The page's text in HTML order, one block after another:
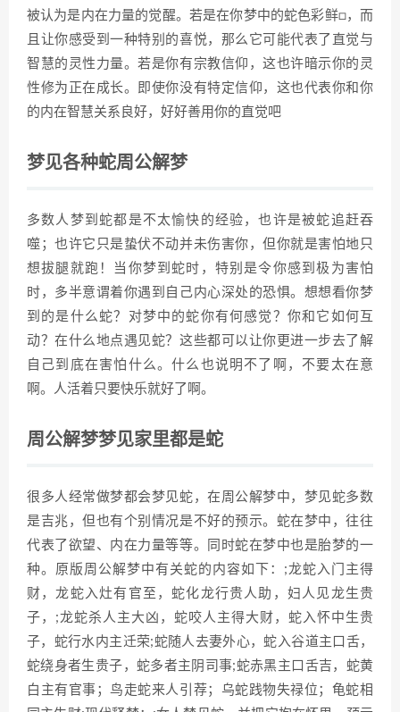
被认为是内在力量的觉醒。若是在你梦中的蛇色彩鲜□，而
且让你感受到一种特别的喜悦，那么它可能代表了直觉与
智慧的灵性力量。若是你有宗教信仰，这也许暗示你的灵
性修为正在成长。即使你没有特定信仰，这也代表你和你
的内在智慧关系良好，好好善用你的直觉吧
梦见各种蛇周公解梦
多数人梦到蛇都是不太愉快的经验，也许是被蛇追赶吞
噬；也许它只是蛰伏不动并未伤害你，但你就是害怕地只
想拔腿就跑！当你梦到蛇时，特别是令你感到极为害怕
时，多半意谓着你遇到自己内心深处的恐惧。想想看你梦
到的是什么蛇？对梦中的蛇你有何感觉？你和它如何互
动？在什么地点遇见蛇？这些都可以让你更进一步去了解
自己到底在害怕什么。什么也说明不了啊，不要太在意
啊。人活着只要快乐就好了啊。
周公解梦梦见家里都是蛇
很多人经常做梦都会梦见蛇，在周公解梦中，梦见蛇多数
是吉兆，但也有个别情况是不好的预示。蛇在梦中，往往
代表了欲望、内在力量等等。同时蛇在梦中也是胎梦的一
种。原版周公解梦中有关蛇的内容如下：;龙蛇入门主得
财，龙蛇入灶有官至，蛇化龙行贵人助，妇人见龙生贵
子，;龙蛇杀人主大凶，蛇咬人主得大财，蛇入怀中生贵
子，蛇行水内主迁荣;蛇随人去妻外心，蛇入谷道主口舌，
蛇绕身者生贵子，蛇多者主阴司事;蛇赤黑主口舌吉，蛇黄
白主有官事；鸟走蛇来人引荐；乌蛇践物失禄位；龟蛇相